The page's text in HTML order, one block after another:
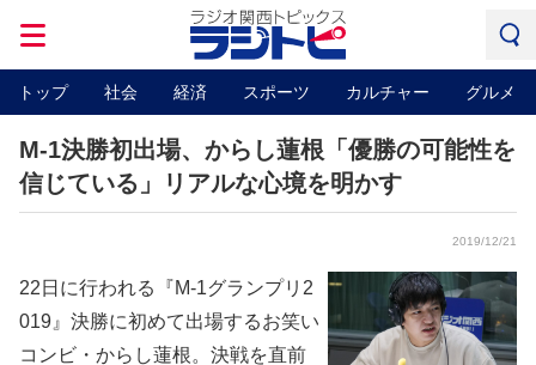
トップ 社会 経済 スポーツ カルチャー グルメ
M-1決勝初出場、からし蓮根「優勝の可能性を
信じている」リアルな心境を明かす
2019/12/21
22日に行われる『M-1グランプリ2
019』決勝に初めて出場するお笑い
コンビ・からし蓮根。決戦を直前